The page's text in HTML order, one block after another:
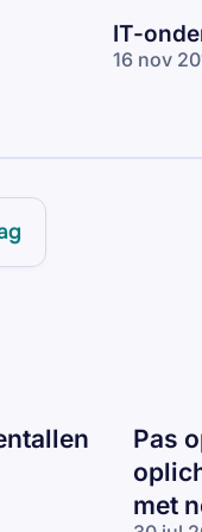
IT-
16 nov
Pas
met